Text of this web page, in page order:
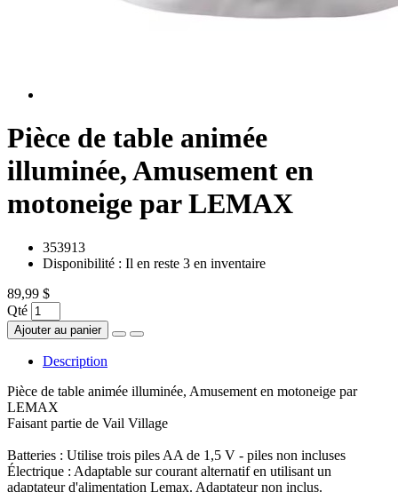
Pièce de table animée
illuminée, Amusement en
motoneige par LEMAX
353913
Disponibilité : Il en reste 3 en inventaire
89,99 $
Qté
Ajouter au panier
Description
Pièce de table animée illuminée, Amusement en motoneige par
LEMAX
Faisant partie de Vail Village
Batteries : Utilise trois piles AA de 1,5 V - piles non incluses
Électrique : Adaptable sur courant alternatif en utilisant un
adaptateur d'alimentation Lemax. Adaptateur non inclus.